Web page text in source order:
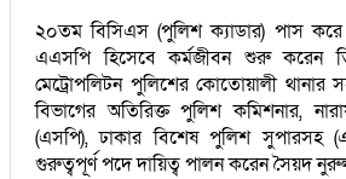
২০তম বিসিএস (পুলিশ ক্যাডার) পাস
এএসপি হিসেবে কর্মজীবন শুরু করেন
মেট্রোপলিটন পুলিশের কোতোয়ালী থানার
বিভাগের অতিরিক্ত পুলিশ কমিশনার,
(এসপি), ঢাকার বিশেষ পুলিশ সুপারসহ
গুরুত্বপূর্ণ পদে দায়িত্ব পালন করেন সৈয়দ